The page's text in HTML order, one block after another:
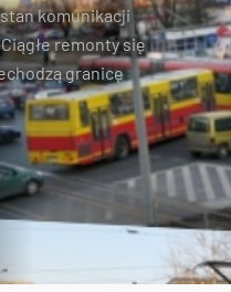
stan komunikacji
remonty się
granicę